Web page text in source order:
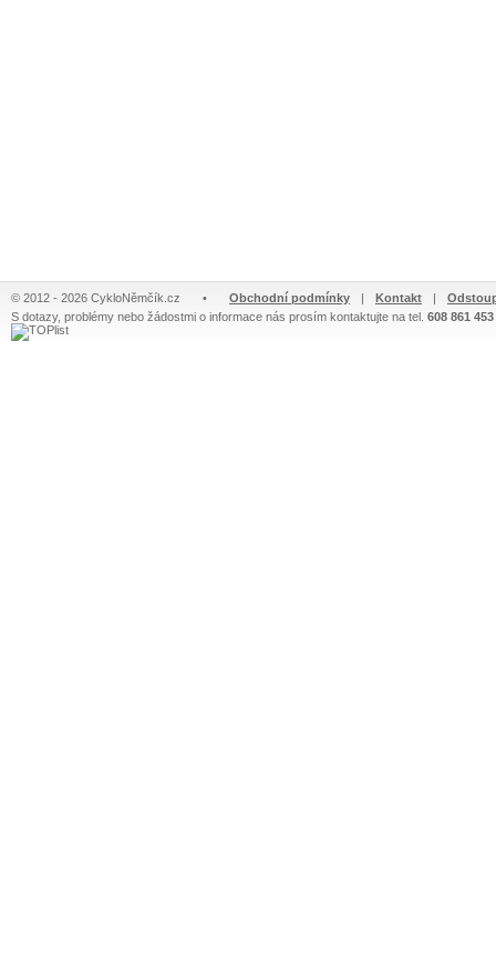
© 2012 - 2026 CykloNěmčík.cz • Obchodní podmínky | Kontakt |
S dotazy, problémy nebo žádostmi o informace nás prosím kontaktujte na tel. 608 861 453